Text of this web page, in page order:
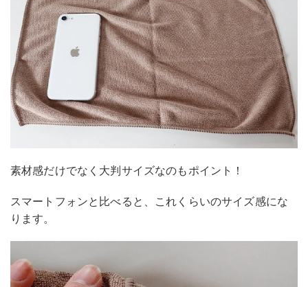
素材感だけでなく大判サイズなのもポイント！
スマートフォンと比べると、これくらいのサイズ感にな
ります。